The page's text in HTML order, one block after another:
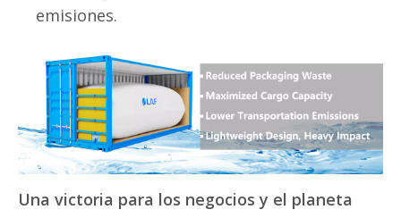
emisiones.
Una victoria para los negocios y el planeta